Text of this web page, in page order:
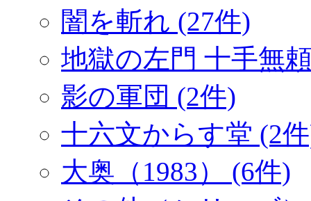
闇を斬れ (27件)
地獄の左門 十手無
影の軍団 (2件)
十六文からす堂 (2
大奥（1983） (6件)